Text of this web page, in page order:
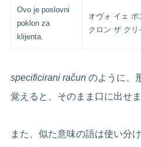
Ovo je poslovni
poklon za
klijenta.
オヴォ イェ ポ
クロン ザ クリ
specificirani račun のように、
覚えると、そのまま口に出せま
また、似た意味の語は使い分